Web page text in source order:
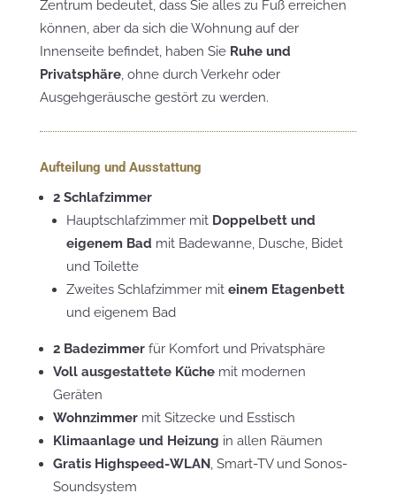
Zentrum bedeutet, dass Sie alles zu Fuß erreichen
können, aber da sich die Wohnung auf der
Innenseite befindet, haben Sie Ruhe und
Privatsphäre, ohne durch Verkehr oder
Ausgehgeräusche gestört zu werden.
Aufteilung und Ausstattung
2 Schlafzimmer
Hauptschlafzimmer mit Doppelbett und
eigenem Bad mit Badewanne, Dusche, Bidet
und Toilette
Zweites Schlafzimmer mit einem Etagenbett
und eigenem Bad
2 Badezimmerfür Komfort und Privatsphäre
Voll ausgestattete Küchemit modernen
Geräten
Wohnzimmermit Sitzecke und Esstisch
Klimaanlage und Heizung in allen Räumen
Gratis Highspeed-WLAN, Smart-TV und Sonos-
Soundsystem